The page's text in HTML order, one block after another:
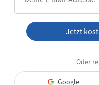
Jetzt
Oder
Google